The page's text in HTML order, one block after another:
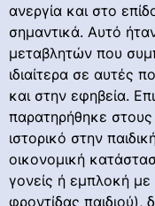
ανεργία και στο
σημαντικά. Αυτό
μεταβλητών που
ιδιαίτερα σε αυτές
και στην εφηβεία.
παρατηρήθηκε
ιστορικό στην
οικονομική
γονείς ή εμπλοκή με
φροντίδας παιδιού),